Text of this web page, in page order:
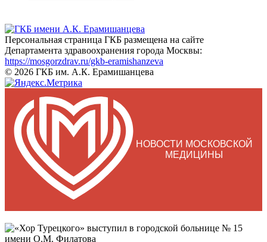
Персональная страница ГКБ размещена на сайте
Департамента здравоохранения города Москвы:
https://mosgorzdrav.ru/gkb-eramishanzeva
© 2026 ГКБ им. А.К. Ерамишанцева
НОВОСТИ МОСКОВСКОЙ
МЕДИЦИНЫ